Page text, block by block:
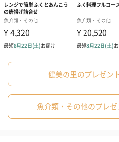
健美の里のプレゼン
魚介類・その他のプレ